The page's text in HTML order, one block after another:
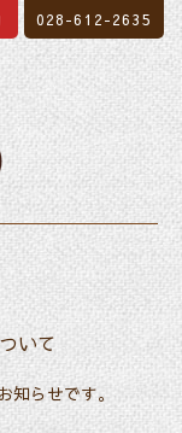
028-612-2635
いて
らせです。